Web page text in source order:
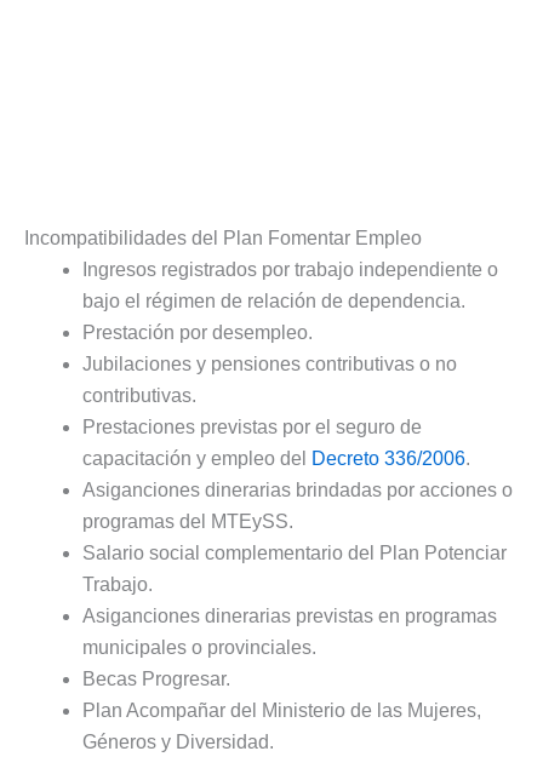
Incompatibilidades del Plan Fomentar Empleo
Ingresos registrados por trabajo independiente o
bajo el régimen de relación de dependencia.
Prestación por desempleo.
Jubilaciones y pensiones contributivas o no
contributivas.
Prestaciones previstas por el seguro de
capacitación y empleo del
Decreto 336/2006.
Asiganciones dinerarias brindadas por acciones o
programas del MTEySS.
Salario social complementario del Plan Potenciar
Trabajo.
Asiganciones dinerarias previstas en programas
municipales o provinciales.
Becas Progresar.
Plan Acompañar del Ministerio de las Mujeres,
Géneros y Diversidad.